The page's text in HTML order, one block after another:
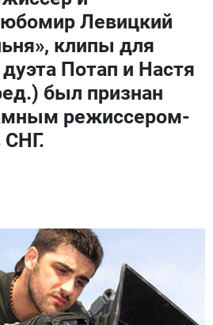
Левицкий
клипы для
Потап и Настя
был признан
режиссером-